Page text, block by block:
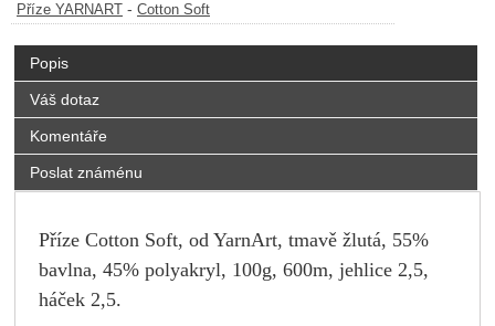
Příze YARNART - Cotton Soft
Popis
Váš dotaz
Komentáře
Poslat známénu
Příze Cotton Soft, od YarnArt, tmavě žlutá, 55%
bavlna, 45% polyakryl, 100g, 600m, jehlice 2,5,
háček 2,5.